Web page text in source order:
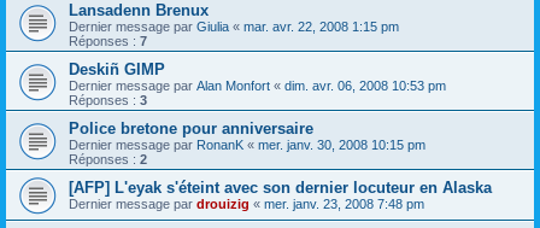
Lansadenn Brenux
Dernier message par Giulia « mar. avr. 22, 2008 1:15 pm
Réponses : 7
Deskiñ GIMP
Dernier message par Alan Monfort « dim. avr. 06, 2008 10:53 pm
Réponses : 3
Police bretone pour anniversaire
Dernier message par RonanK « mer. janv. 30, 2008 10:15 pm
Réponses : 2
[AFP] L'eyak s'éteint avec son dernier locuteur en Alaska
Dernier message par drouizig « mer. janv. 23, 2008 7:48 pm